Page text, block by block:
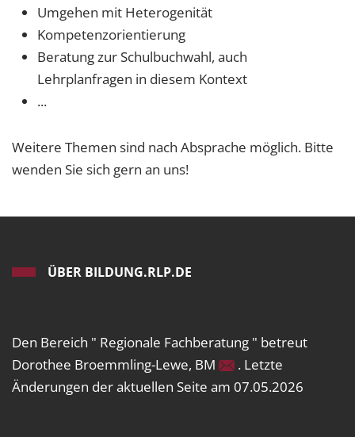
Umgehen mit Heterogenität
Kompetenzorientierung
Beratung zur Schulbuchwahl, auch
Lehrplanfragen in diesem Kontext
...
Weitere Themen sind nach Absprache möglich. Bitte
wenden Sie sich gern an uns!
ÜBER BILDUNG.RLP.DE
Den Bereich " Regionale Fachberatung " betreut
Dorothee Broemmling-Lewe, BM
. Letzte
Änderungen der aktuellen Seite am 07.05.2026